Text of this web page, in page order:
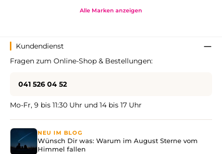
Alle Marken anzeigen
Kundendienst
Fragen zum Online-Shop & Bestellungen:
041 526 04 52
Mo-Fr, 9 bis 11:30 Uhr und 14 bis 17 Uhr
NEU IM BLOG
Wünsch Dir was: Warum im August Sterne vom
Himmel fallen